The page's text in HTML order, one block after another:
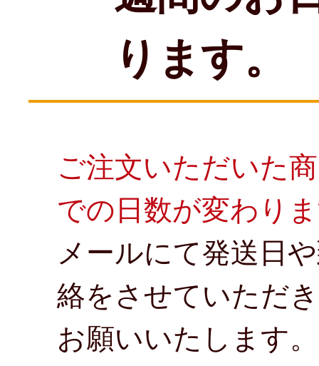
ります。
ご注文いただいた
での日数が変わり
メールにて発送日
絡をさせていただ
お願いいたします。